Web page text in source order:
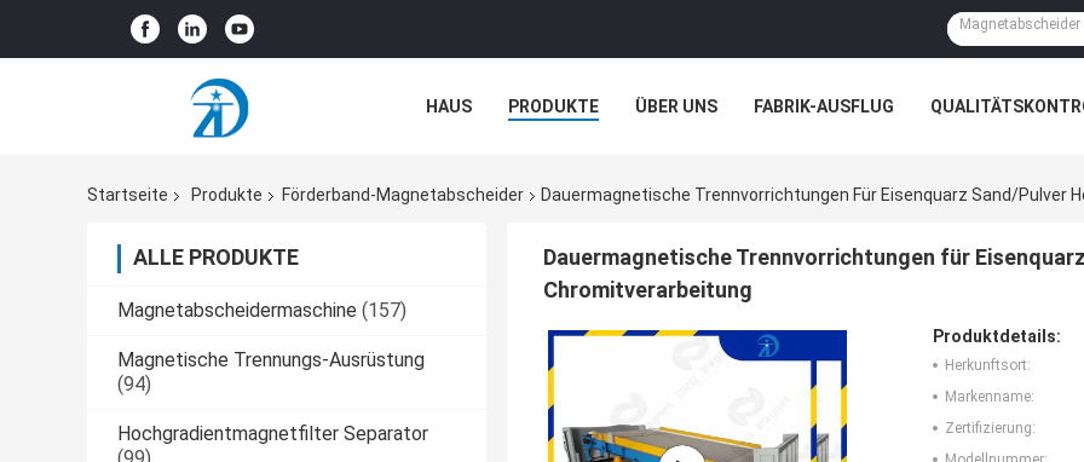
HAUS PRODUKTE ÜBER UNS FABRIK-AUSFLUG
Startseite
Produkte Förderband-Magnetabscheider Dauermagnetische Trennvorrichtungen Für Eisenquarz Sand/Pulver
ALLE PRODUKTE
Magnetabscheidermaschine (157)
Magnetische Trennungs-Ausrüstung
(94)
Hochgradientmagnetfilter Separator
Dauermagnetische Trennvorrichtungen für
Chromitverarbeitung
Produktdetails:
Herkunftsort:
Markenname:
Zertifizierung: